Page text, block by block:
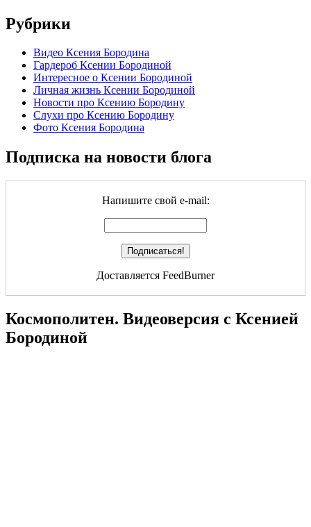
Рубрики
Видео Ксения Бородина
Гардероб Ксении Бородиной
Интересное о Ксении Бородиной
Личная жизнь Ксении Бородиной
Новости про Ксению Бородину
Слухи про Ксению Бородину
Фото Ксения Бородина
Подписка на новости блога
Напишите свой e-mail:
Доставляется FeedBurner
Космополитен. Видеоверсия с Ксенией
Бородиной